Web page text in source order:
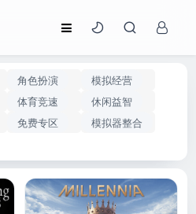
角色扮演
模拟经营
体育竞速
休闲益智
免费专区
模拟器整合